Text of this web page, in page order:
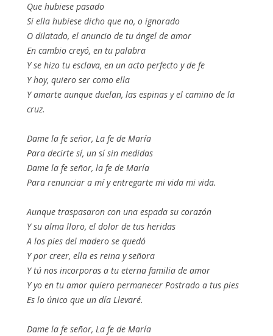
Que hubiese pasado
Si ella hubiese dicho que no, o ignorado
O dilatado, el anuncio de tu ángel de amor
En cambio creyó, en tu palabra
Y se hizo tu esclava, en un acto perfecto y de fe
Y hoy, quiero ser como ella
Y amarte aunque duelan, las espinas y el camino de la
cruz.
Dame la fe señor, La fe de María
Para decirte sí, un sí sin medidas
Dame la fe señor, la fe de María
Para renunciar a mí y entregarte mi vida mi vida.
Aunque traspasaron con una espada su corazón
Y su alma lloro, el dolor de tus heridas
A los pies del madero se quedó
Y por creer, ella es reina y señora
Y tú nos incorporas a tu eterna familia de amor
Y yo en tu amor quiero permanecer Postrado a tus pies
Es lo único que un día Llevaré.
Dame la fe señor, La fe de María